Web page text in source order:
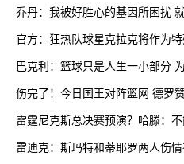
乔丹：我被好胜心的基因所困扰
官方：狂热队球星克拉克将作为
巴克利：篮球只是人生一小部分
伤完了！今日国王对阵篮网 德罗
雷霆尼克斯总决赛预演？哈滕：
雷迪克：斯玛特和蒂耶罗两人伤